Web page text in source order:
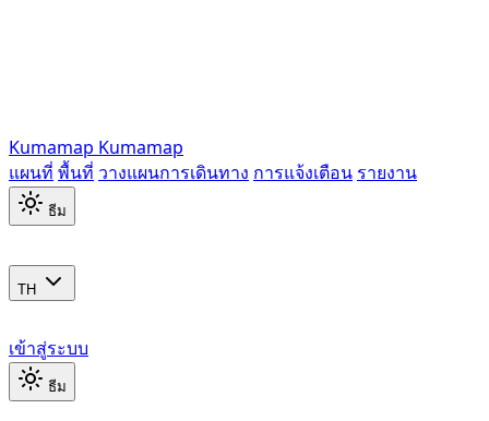
Kumamap Kumamap
แผนที่ พื้นที่ วางแผนการเดินทาง การแจ้งเตือน รายงาน
ธีม
TH
เข้าสู่ระบบ
ธีม